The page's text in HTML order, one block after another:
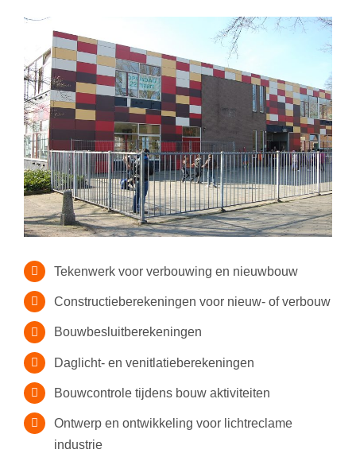
Tekenwerk voor verbouwing en nieuwbouw
Constructieberekeningen voor nieuw- of verbouw
Bouwbesluitberekeningen
Daglicht- en venitlatieberekeningen
Bouwcontrole tijdens bouw aktiviteiten
Ontwerp en ontwikkeling voor lichtreclame
industrie